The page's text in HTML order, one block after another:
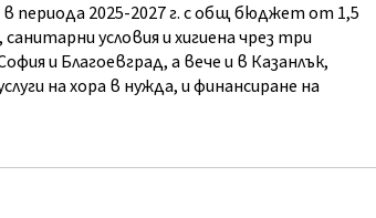
в периода 2025-2027 г. с общ бюджет от 1,5
условия и хигиена чрез три
и Благоевград, а вече и в Казанлък,
на хора в нужда, и финансиране на